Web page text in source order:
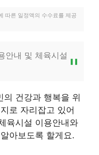
따른 일정액의 수수료를 제공
안내 및 체육시설
의 건강과 행복을 위
로 자리잡고 있어
육시설 이용안내와
아보도록 할게요.